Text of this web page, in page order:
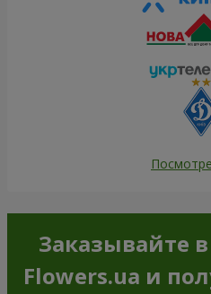
Заказывайте
Flowers.ua и